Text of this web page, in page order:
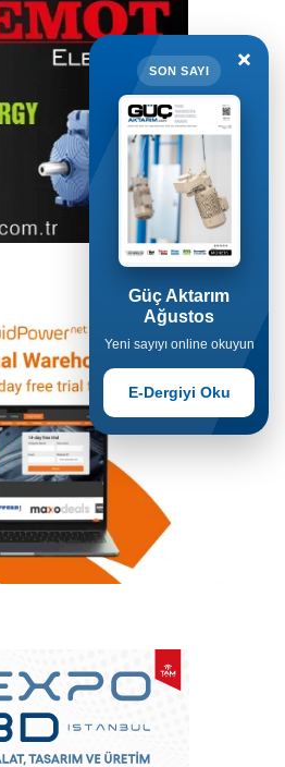
×
SON SAYI
Güç Aktarım
Ağustos
Yeni sayıyı online okuyun
E-Dergiyi Oku